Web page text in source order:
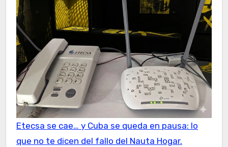
Etecsa se cae… y Cuba se queda en pausa: lo
que no te dicen del fallo del Nauta Hogar.